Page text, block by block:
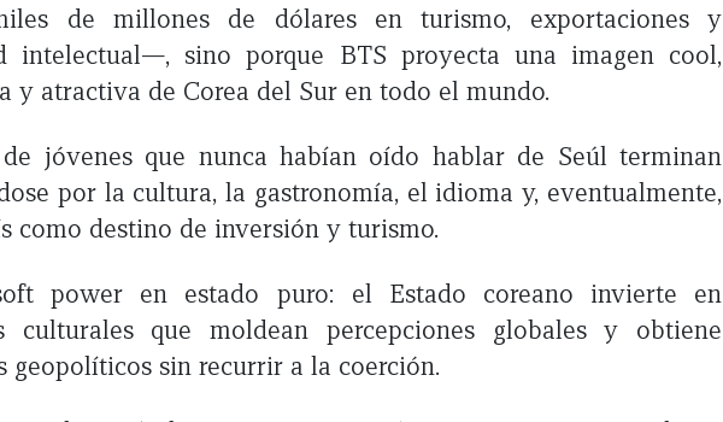
de millones de dólares en turismo, exportaciones y
intelectual—, sino porque BTS proyecta una imagen cool,
y atractiva de Corea del Sur en todo el mundo.
jóvenes que nunca habían oído hablar de Seúl terminan
por la cultura, la gastronomía, el idioma y, eventualmente,
como destino de inversión y turismo.
power en estado puro: el Estado coreano invierte en
culturales que moldean percepciones globales y obtiene
geopolíticos sin recurrir a la coerción.